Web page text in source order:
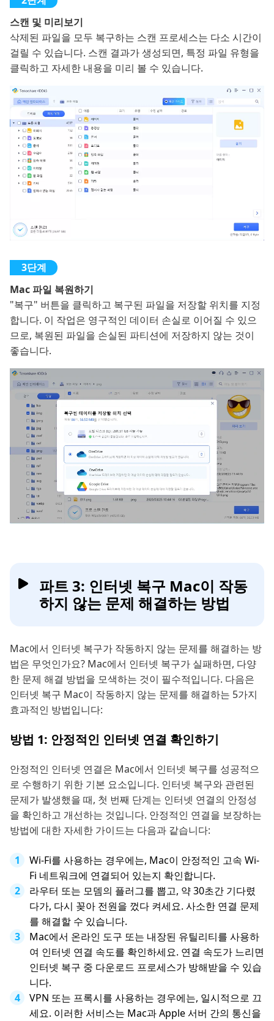
스캔 및 미리보기
삭제된 파일을 모두 복구하는 스캔 프로세스는 다소 시간이
걸릴 수 있습니다. 스캔 결과가 생성되면, 특정 파일 유형을
클릭하고 자세한 내용을 미리 볼 수 있습니다.
Mac 파일 복원하기
"복구" 버튼을 클릭하고 복구된 파일을 저장할 위치를 지정
합니다. 이 작업은 영구적인 데이터 손실로 이어질 수 있으
므로, 복원된 파일을 손실된 파티션에 저장하지 않는 것이
좋습니다.
파트 3: 인터넷 복구 Mac이 작동
하지 않는 문제 해결하는 방법
Mac에서 인터넷 복구가 작동하지 않는 문제를 해결하는 방
법은 무엇인가요? Mac에서 인터넷 복구가 실패하면, 다양
한 문제 해결 방법을 모색하는 것이 필수적입니다. 다음은
인터넷 복구 Mac이 작동하지 않는 문제를 해결하는 5가지
효과적인 방법입니다:
방법 1: 안정적인 인터넷 연결 확인하기
안정적인 인터넷 연결은 Mac에서 인터넷 복구를 성공적으
로 수행하기 위한 기본 요소입니다. 인터넷 복구와 관련된
문제가 발생했을 때, 첫 번째 단계는 인터넷 연결의 안정성
을 확인하고 개선하는 것입니다. 안정적인 연결을 보장하는
방법에 대한 자세한 가이드는 다음과 같습니다:
Wi-Fi를 사용하는 경우에는, Mac이 안정적인 고속 Wi-
Fi 네트워크에 연결되어 있는지 확인합니다.
라우터 또는 모뎀의 플러그를 뽑고, 약 30초간 기다렸
다가, 다시 꽂아 전원을 껐다 켜세요. 사소한 연결 문제
를 해결할 수 있습니다.
Mac에서 온라인 도구 또는 내장된 유틸리티를 사용하
여 인터넷 연결 속도를 확인하세요. 연결 속도가 느리면
인터넷 복구 중 다운로드 프로세스가 방해받을 수 있습
니다.
VPN 또는 프록시를 사용하는 경우에는, 일시적으로 끄
세요. 이러한 서비스는 Mac과 Apple 서버 간의 통신을